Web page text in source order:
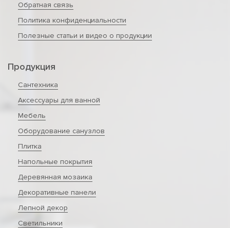
Обратная связь
Политика конфиденциальности
Полезные статьи и видео о продукции
Продукция
Сантехника
Аксессуары для ванной
Мебель
Оборудование санузлов
Плитка
Напольные покрытия
Деревянная мозаика
Декоративные панели
Лепной декор
Светильники